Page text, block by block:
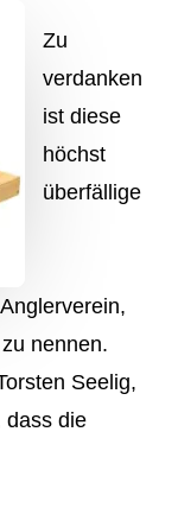
Zu
verdanken
ist diese
höchst
überfällige
nennen.
Seelig,
dass die